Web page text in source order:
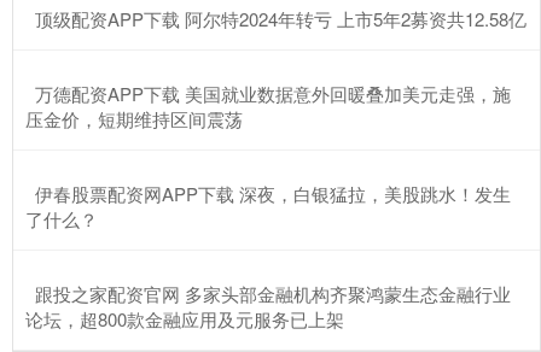
​顶级配资APP下载 阿尔特2024年转亏 上市5年2募资共12.58亿
​万德配资APP下载 美国就业数据意外回暖叠加美元走强，施
压金价，短期维持区间震荡
​伊春股票配资网APP下载 深夜，白银猛拉，美股跳水！发生
了什么？
​跟投之家配资官网 多家头部金融机构齐聚鸿蒙生态金融行业
论坛，超800款金融应用及元服务已上架